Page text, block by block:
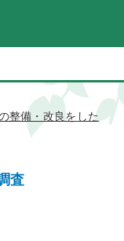
整備・改良をした
査